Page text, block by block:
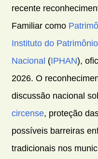
recente
Familiar como
Instituto do
Nacional (IPHAN),
2026. O
discussão nacional
circense, proteção
possíveis barreiras
tradicionais nos